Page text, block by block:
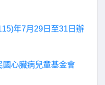
年7月29日至31日辦
國心臟病兒童基金會